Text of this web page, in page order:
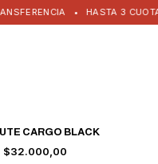
• HASTA 3 CUOTAS SIN
CARGO BLACK
$32.000,00